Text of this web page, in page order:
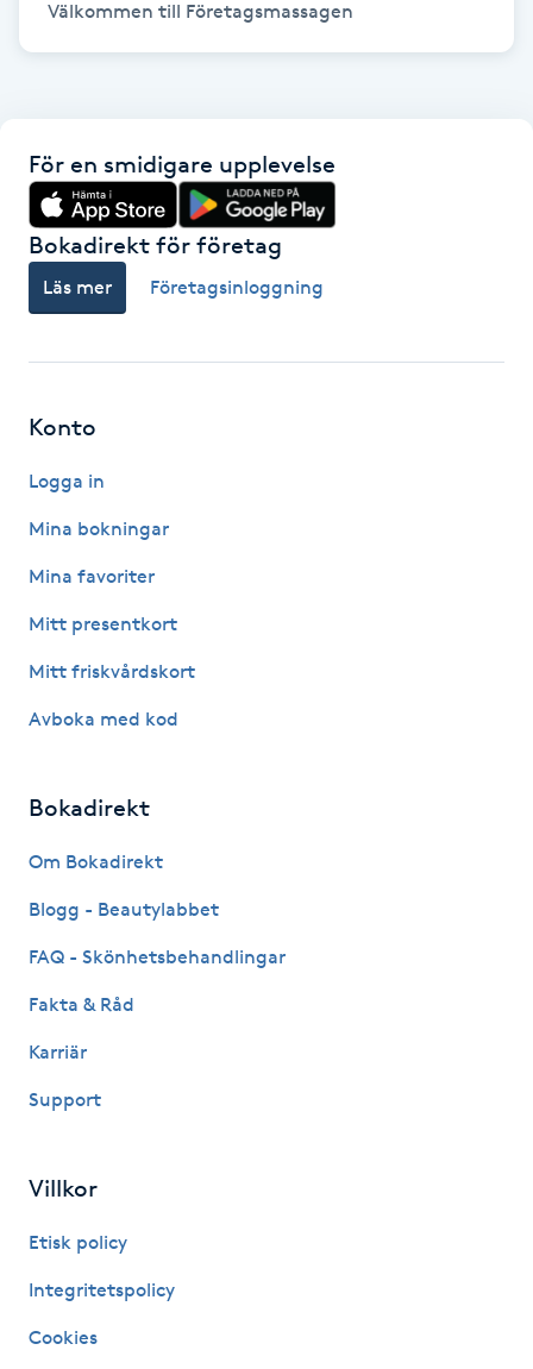
Permanent
Personal shopper
Personlig tränare
Pigmentbehandling
Pigmentfläckar
Plastikkirurgi
Powder brows
PRP (Platelet Rich Plasma)
Psoriasis
PT
Radiofrekvens
Reflexologi
Regndroppsmassage
För en smidigare upplevelse
Bokadirekt för företag
Läs mer Företagsinloggning
Konto
Logga in
Mina bokningar
Mina favoriter
Mitt presentkort
Mitt friskvårdskort
Avboka med kod
Bokadirekt
Om Bokadirekt
Blogg - Beautylabbet
FAQ - Skönhetsbehandlingar
Fakta & Råd
Karriär
Support
Villkor
Etisk policy
Integritetspolicy
Cookies